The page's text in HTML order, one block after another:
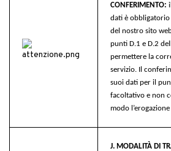
CONFERIMENTO:
dati è obbligatorio
del nostro sito
punti D.1 e D.2
permettere la
servizio. Il
suoi dati per il
facoltativo e non
modo
J. MODALITÀ DI